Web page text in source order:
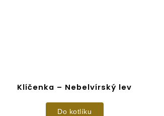
Klíčenka – Nebelvírský lev
Do kotlíku